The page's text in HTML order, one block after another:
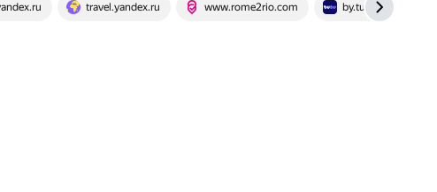
travel.yandex.ru www.rome2rio.com by.tutu.travel